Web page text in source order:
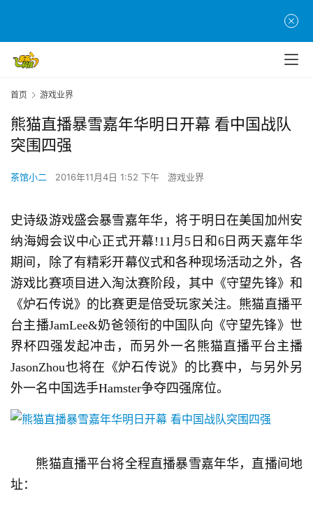
首页 游戏业界
熊猫直播暴雪嘉年华明日开幕 看中国战队
突围四强
茶馆小二 2016年11月4日 1:52 下午 游戏业界
史诗级游戏盛会暴雪嘉年华，将于明日在美国加州安
纳海姆会议中心正式开幕!11月5日和6日两天嘉年华
期间，除了有精彩开幕仪式和各种现场活动之外，各
游戏比赛项目进入淘汰赛阶段，其中《守望先锋》和
《炉石传说》的比赛更是倍受玩家关注。熊猫直播平
台主播JamLee&奶爸领衔的中国队向《守望先锋》世
界杯四强发起冲击，而另外一名熊猫直播平台主播
JasonZhou也将在《炉石传说》的比赛中，与另外另
外一名中国选手Hamster争夺四强席位。
熊猫直播平台将全程直播暴雪嘉年华，直播间地
址：